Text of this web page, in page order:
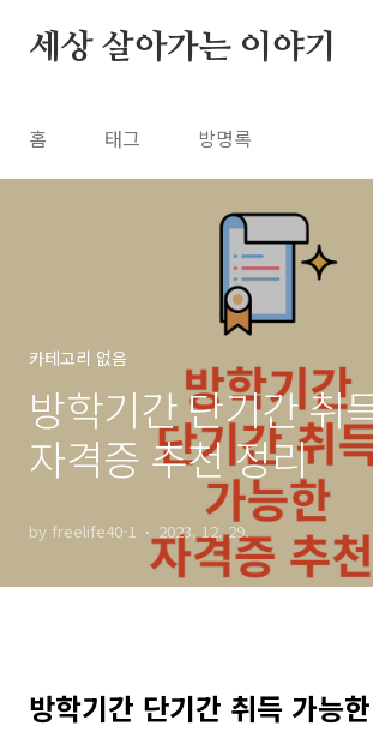
세상 살아가는 이야기
홈 태그 방명록
카테고리 없음
방학기간 단기간 취
자격증 추천 정리
by freelife40-1 2023. 12. 29.
방학기간 단기간 취득 가능